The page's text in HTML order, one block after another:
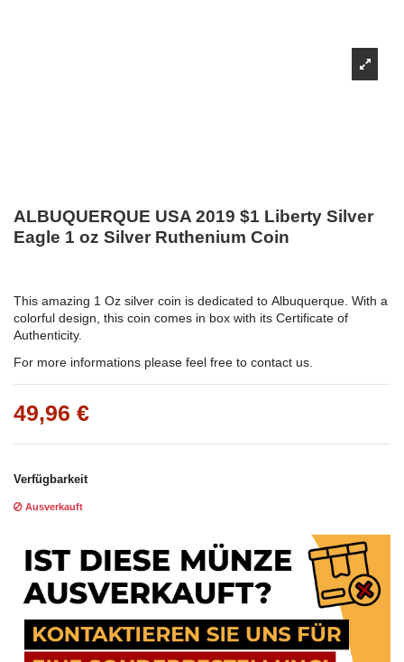
ALBUQUERQUE USA 2019 $1 Liberty Silver
Eagle 1 oz Silver Ruthenium Coin
This amazing 1 Oz silver coin is dedicated to Albuquerque. With a
colorful design, this coin comes in box with its Certificate of
Authenticity.
For more informations please feel free to contact us.
49,96 €
Verfügbarkeit
Ausverkauft